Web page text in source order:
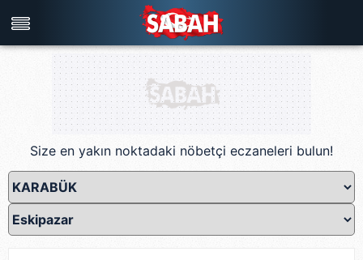
Türkiye'nin en iyi haber sitesi
Size en yakın noktadaki nöbetçi eczaneleri bulun!